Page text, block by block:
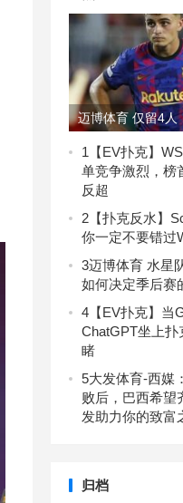
迈博体育 仅留4人
金球级巨星想去沙
1 【EV扑克】
单竞争激烈，榜
反超
2 【扑克反水】
你一定不要错过
3迈博体育 水星
如何决定季后赛
4 【EV扑克】当
ChatGPT坐上
睹
5大发体育-西媒
败后，巴西希望
发助力你的致富
归档